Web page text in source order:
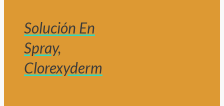
Solución En
Spray,
Clorexyderm